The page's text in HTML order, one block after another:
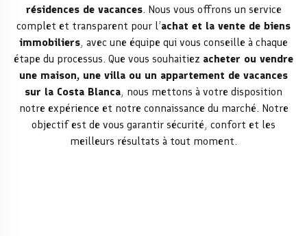
résidences de vacances. Nous vous offrons un service
complet et transparent pour l’achat et la vente de biens
immobiliers, avec une équipe qui vous conseille à chaque
étape du processus. Que vous souhaitiez acheter ou vendre
une maison, une villa ou un appartement de vacances
sur la Costa Blanca, nous mettons à votre disposition
notre expérience et notre connaissance du marché. Notre
objectif est de vous garantir sécurité, confort et les
meilleurs résultats à tout moment.